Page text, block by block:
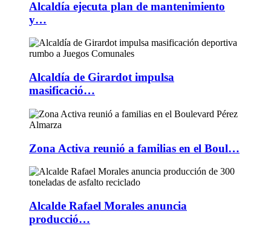
Alcaldía ejecuta plan de mantenimiento
y…
Alcaldía de Girardot impulsa
masificació…
Zona Activa reunió a familias en el Boul…
Alcalde Rafael Morales anuncia
producció…